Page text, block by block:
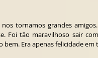
tornamos grandes
Foi tão maravilhoso sair
Era apenas felicidade